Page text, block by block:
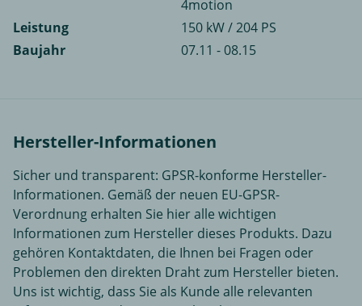
4motion
Leistung
150 kW / 204 PS
Baujahr
07.11 - 08.15
Hersteller-Informationen
Sicher und transparent: GPSR-konforme Hersteller-
Informationen. Gemäß der neuen EU-GPSR-
Verordnung erhalten Sie hier alle wichtigen
Informationen zum Hersteller dieses Produkts. Dazu
gehören Kontaktdaten, die Ihnen bei Fragen oder
Problemen den direkten Draht zum Hersteller bieten.
Uns ist wichtig, dass Sie als Kunde alle relevanten